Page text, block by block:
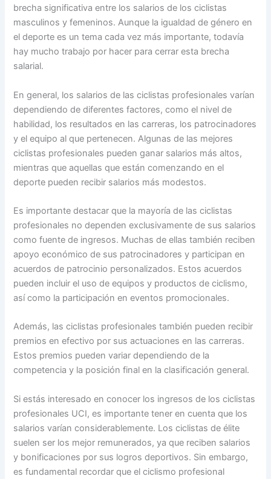
brecha significativa entre los salarios de los ciclistas
masculinos y femeninos. Aunque la igualdad de género en
el deporte es un tema cada vez más importante, todavía
hay mucho trabajo por hacer para cerrar esta brecha
salarial.
En general, los salarios de las ciclistas profesionales varían
dependiendo de diferentes factores, como el nivel de
habilidad, los resultados en las carreras, los patrocinadores
y el equipo al que pertenecen. Algunas de las mejores
ciclistas profesionales pueden ganar salarios más altos,
mientras que aquellas que están comenzando en el
deporte pueden recibir salarios más modestos.
Es importante destacar que la mayoría de las ciclistas
profesionales no dependen exclusivamente de sus salarios
como fuente de ingresos. Muchas de ellas también reciben
apoyo económico de sus patrocinadores y participan en
acuerdos de patrocinio personalizados. Estos acuerdos
pueden incluir el uso de equipos y productos de ciclismo,
así como la participación en eventos promocionales.
Además, las ciclistas profesionales también pueden recibir
premios en efectivo por sus actuaciones en las carreras.
Estos premios pueden variar dependiendo de la
competencia y la posición final en la clasificación general.
Si estás interesado en conocer los ingresos de los ciclistas
profesionales UCI, es importante tener en cuenta que los
salarios varían considerablemente. Los ciclistas de élite
suelen ser los mejor remunerados, ya que reciben salarios
y bonificaciones por sus logros deportivos. Sin embargo,
es fundamental recordar que el ciclismo profesional